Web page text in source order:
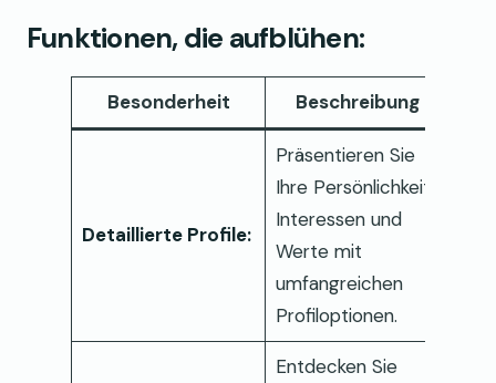
Funktionen, die aufblühen:
Besonderheit Beschreibung
Detaillierte Profile:
Präsentieren Sie
Ihre Persönlichkeit,
Interessen und
Werte mit
umfangreichen
Profiloptionen.
Entdecken Sie